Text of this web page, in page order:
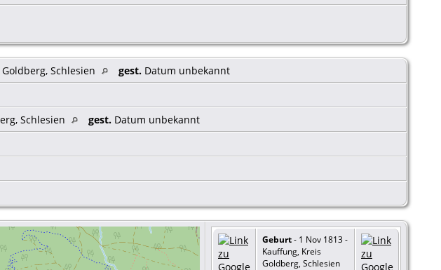
Schlesien gest. Datum unbekannt
Schlesien gest. Datum unbekannt
Geburt- 1 Nov 1813 -
Kauffung, Kreis
Goldberg, Schlesien